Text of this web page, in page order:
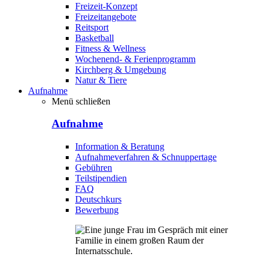
Freizeit-Konzept
Freizeitangebote
Reitsport
Basketball
Fitness & Wellness
Wochenend- & Ferienprogramm
Kirchberg & Umgebung
Natur & Tiere
Aufnahme
Menü schließen
Aufnahme
Information & Beratung
Aufnahmeverfahren & Schnuppertage
Gebühren
Teilstipendien
FAQ
Deutschkurs
Bewerbung